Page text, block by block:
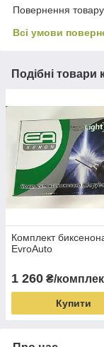
Повернення
Всі умови
Подібні товари
Комплект
EvroAuto
1 260 ₴/
Купити